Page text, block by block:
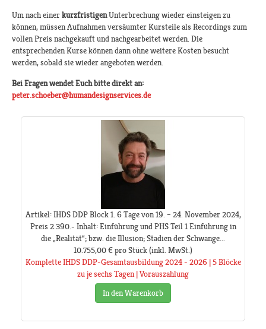
Um nach einerkurzfristigenUnterbrechung wieder einsteigen zu
können, müssen Aufnahmen versäumter Kursteile als Recordings zum
vollen Preis nachgekauft und nachgearbeitet werden. Die
entsprechenden Kurse können dann ohne weitere Kosten besucht
werden, sobald sie wieder angeboten werden.
Bei Fragen wendet Euch bitte direkt an:
peter.schoeber@humandesignservices.de
Artikel: IHDS DDP Block 1. 6 Tage von 19. – 24. November 2024,
Preis 2.390.- Inhalt: Einführung und PHS Teil 1 Einführung in
die „Realität“; bzw. die Illusion; Stadien der Schwange...
10.755,00 €pro Stück(inkl. MwSt.)
Komplette IHDS DDP-Gesamtausbildung 2024 - 2026 | 5 Blöcke
zu je sechs Tagen | Vorauszahlung
In den Warenkorb